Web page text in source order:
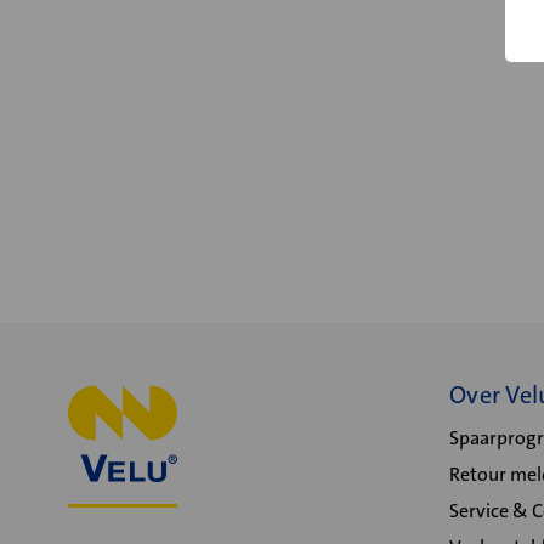
Over
Retour
Service &